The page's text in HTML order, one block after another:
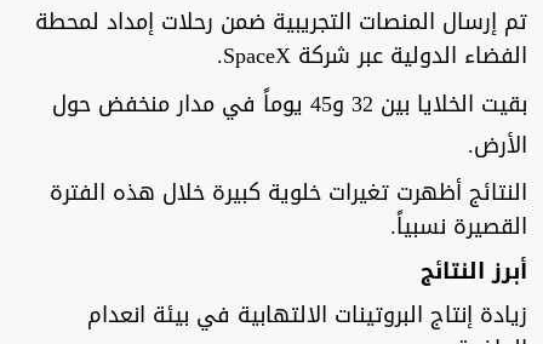
تم إرسال المنصات التجريبية ضمن رحلات إمداد لمحطة
الفضاء الدولية عبر شركة SpaceX.
بقيت الخلايا بين 32 و45 يوماً في مدار منخفض حول
الأرض.
النتائج أظهرت تغيرات خلوية كبيرة خلال هذه الفترة
القصيرة نسبياً.
أبرز النتائج
زيادة إنتاج البروتينات الالتهابية في بيئة انعدام